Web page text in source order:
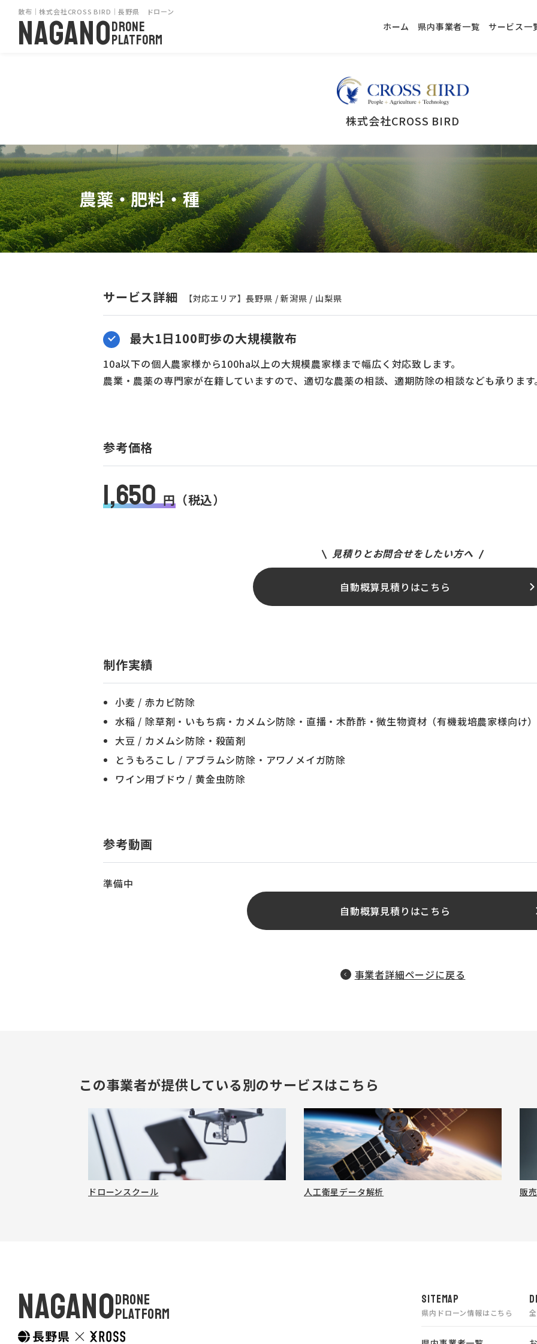
散布｜株式会社CROSS BIRD｜長野県 ドローン
NAGANODRONE
PLATFORM
ホーム 県内事業者一覧 サービス一
株式会社CROSS BIRD
農薬・肥料・種
サービス詳細 【対応エリア】長野県 / 新潟県 / 山梨県
最大1日100町歩の大規模散布
10a以下の個人農家様から100ha以上の大規模農家様まで幅広く対応致します。
農業・農薬の専門家が在籍していますので、適切な農薬の相談、適期防除の相談なども承ります
参考価格
1,650 円（税込）
見積りとお問合せをしたい方へ
自動概算見積りはこちら
制作実績
小麦 / 赤カビ防除
水稲 / 除草剤・いもち病・カメムシ防除・直播・木酢酢・微生物資材（有機栽培農家様向け
大豆 / カメムシ防除・殺菌剤
とうもろこし / アブラムシ防除・アワノメイガ防除
ワイン用ブドウ / 黄金虫防除
参考動画
準備中
自動概算見積りはこちら
事業者詳細ページに戻る
この事業者が提供している別のサービスはこちら
ドローンスクール 人工衛星データ解析 販
NAGANODRONE
PLATFORM
SITEMAP
県内ドローン情報はこちら